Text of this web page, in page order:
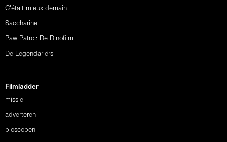
C'était mieux demain
Saccharine
Paw Patrol: De Dinofilm
De Legendariërs
Filmladder
missie
adverteren
bioscopen